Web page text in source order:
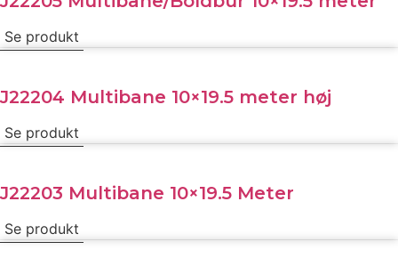
Se produkt
J22204 Multibane 10×19.5 meter høj
Se produkt
J22203 Multibane 10×19.5 Meter
Se produkt